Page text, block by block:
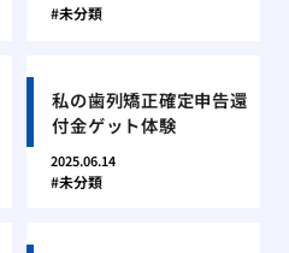
未分類
私の歯列矯正確定申告還
付金ゲット体験
2025.06.14
未分類